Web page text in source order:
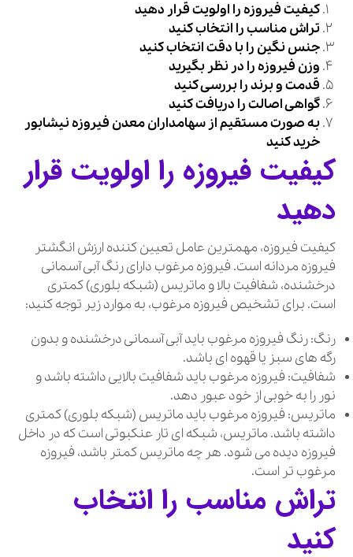
کیفیت فیروزه را اولویت قرار دهید
تراش مناسب را انتخاب کنید
جنس نگین را با دقت انتخاب کنید
وزن فیروزه را در نظر بگیرید
قدمت و برند را بررسی کنید
گواهی اصالت را دریافت کنید
به صورت مستقیم از سهامداران معدن فیروزه نیشابور
خرید کنید
کیفیت فیروزه را اولویت قرار
دهید
کیفیت فیروزه، مهمترین عامل تعیین کننده ارزش انگشتر
فیروزه مردانه است. فیروزه مرغوب دارای رنگ آبی آسمانی
درخشنده، شفافیت بالا و ماتریس (شبکه بلوری) کمتری
است. برای تشخیص فیروزه مرغوب، به موارد زیر توجه کنید:
رنگ: رنگ فیروزه مرغوب باید آبی آسمانی درخشنده و بدون
رگه های سبز یا قهوه ای باشد.
شفافیت: فیروزه مرغوب باید شفافیت بالایی داشته باشد و
نور را به خوبی از خود عبور دهد.
ماتریس: فیروزه مرغوب باید ماتریس (شبکه بلوری) کمتری
داشته باشد. ماتریس، شبکه ای تار عنکبوتی است که در داخل
فیروزه دیده می شود. هر چه ماتریس کمتر باشد، فیروزه
مرغوب تر است.
تراش مناسب را انتخاب
کنید